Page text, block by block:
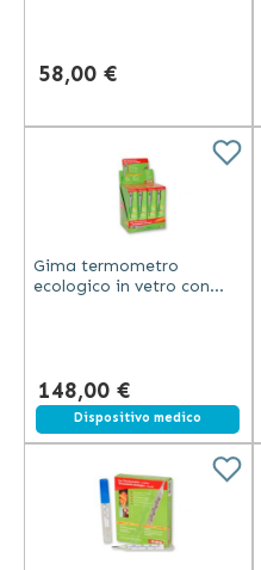
58,00 €
Gima termometro
ecologico in vetro con
148,00 €
Dispositivo medico